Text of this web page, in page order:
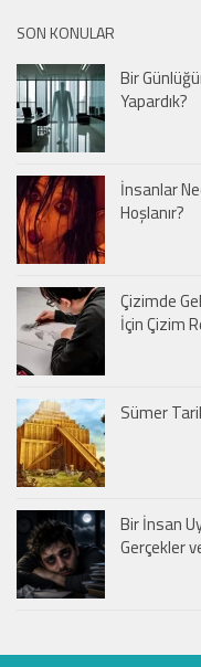
SON KONULAR
Bir
Yapardık?
İnsanlar
Hoşlanır?
Çizimde
İçin Çizim
Sümer
Bir İnsan
Gerçekler